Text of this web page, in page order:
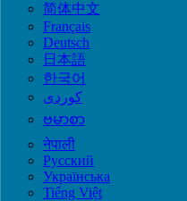
简体中文
Français
Deutsch
日本語
한국어
ဗမာစာ
नेपाली
Русский
Українська
Tiếng Việt